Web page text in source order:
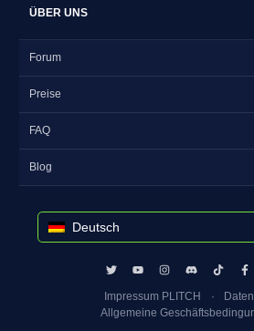
ÜBER UNS
Forum
Preise
FAQ
Blog
Deutsch
Impressum PLITCH
Allgemeine